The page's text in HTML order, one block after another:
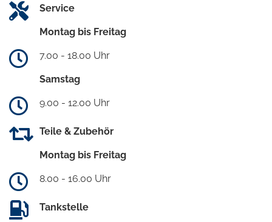
Service
Montag bis Freitag
7.00 - 18.00 Uhr
Samstag
9.00 - 12.00 Uhr
Teile & Zubehör
Montag bis Freitag
8.00 - 16.00 Uhr
Tankstelle